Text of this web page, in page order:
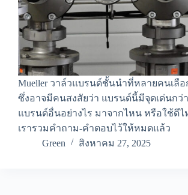
Mueller วาล์วแบรนด์ชั้นนำที่หลายคนเลือ
ซึ่งอาจมีคนสงสัยว่า แบรนด์นี้มีจุดเด่นกว่า
แบรนด์อื่นอย่างไร มาจากไหน หรือใช้ดีไ
เรารวมคำถาม-คำตอบไว้ให้หมดแล้ว
Green
สิงหาคม 27, 2025